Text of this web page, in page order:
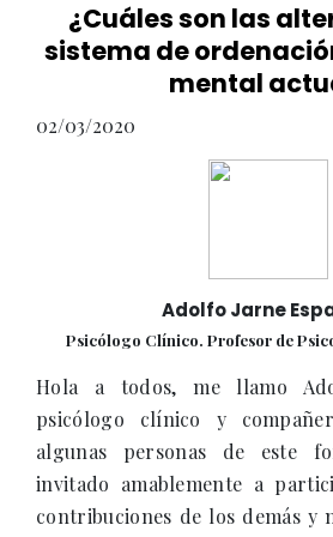
¿Cuáles son las
sistema de
mental
02/03/2020
Adolfo Jarne
Psicólogo Clínico. Profesor de
Hola a todos, me llamo
psicólogo clínico y
algunas personas de este
invitado amablemente a
contribuciones de los demás y